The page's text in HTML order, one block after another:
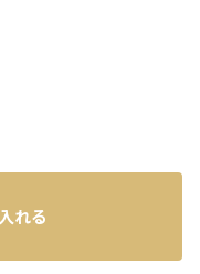
れる